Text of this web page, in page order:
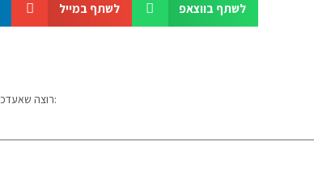
לשתף במייל לשתף בווצאפ
רוצה שאעדכן אותך על המאמר הבא שיוצא? אשמח לצרף אותך לקהילה שלי: